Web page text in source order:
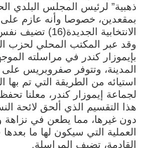
ذهبية” لرئيس المجلس البلدي
بمقعدين، خصوصا وأنه عازم على
الانتخابية
وقد عبر المكتب المحلي لحزب
بإيموزار كندر في مراسلته
المدينة، وتتوفر صفروبريس
استيائه من الطريقة التي تم بها
لجماعة إيموزار كندر، معلنا
هذا التقسيم الذي ألحق لائحة
دون غيرها، مما يطعن في نزاهة
العملية التي سيكون لها ما
القادمة، تضيف المراسلة.